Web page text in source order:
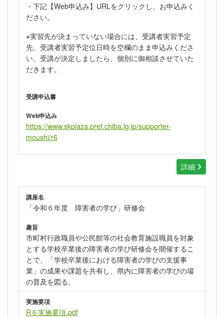
・下記【Web申込み】URLをクリックし、お申込みく
ださい。
※実習先が決まっていない場合には、受講者実習予定
先、受講者実習予定位日時を空欄のまま申込みくださ
い。受講が決定しましたら、個別に御相談させていた
だきます。
受講申込書
Web申込み
https://www.skplaza.pref.chiba.lg.jp/supporter-
moushi/r6
詳細
講座名
「令和６年度 障害者の学び」研修会
趣旨
市町村行政職員や公民館等の社会教育施設職員を対象
とする学校卒業後の障害者の学び研修会を開催するこ
とで、「学校卒業後における障害者の学びの支援事
業」の成果や課題を共有し、県内に障害者の学びの場
の普及を図る。
実施要項
R６実施要項.pdf